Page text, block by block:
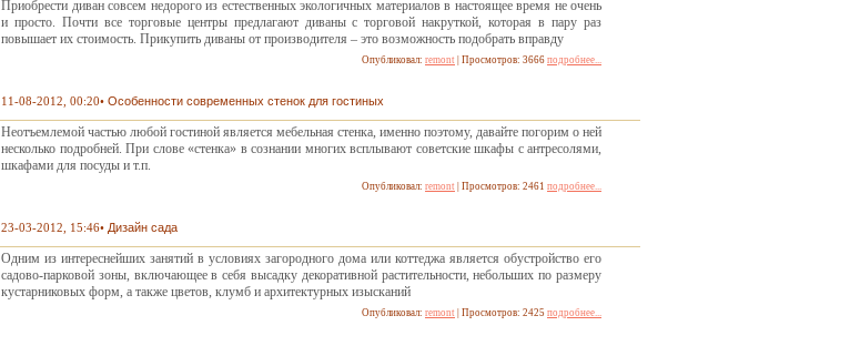
Приобрести диван совсем недорого из естественных экологичных материалов в настоящее время не очень
и просто. Почти все торговые центры предлагают диваны с торговой накруткой, которая в пару раз
повышает их стоимость. Прикупить диваны от производителя – это возможность подобрать вправду
Опубликовал: remont | Просмотров: 3666 подробнее...
11-08-2012, 00:20• Особенности современных стенок для гостиных
Неотъемлемой частью любой гостиной является мебельная стенка, именно поэтому, давайте погорим о ней
несколько подробней. При слове «стенка» в сознании многих всплывают советские шкафы с антресолями,
шкафами для посуды и т.п.
Опубликовал: remont | Просмотров: 2461 подробнее...
23-03-2012, 15:46• Дизайн сада
Одним из интереснейших занятий в условиях загородного дома или коттеджа является обустройство его
садово-парковой зоны, включающее в себя высадку декоративной растительности, небольших по размеру
кустарниковых форм, а также цветов, клумб и архитектурных изысканий
Опубликовал: remont | Просмотров: 2425 подробнее...